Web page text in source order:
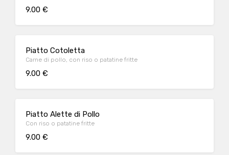
9.00 €
Piatto Cotoletta
Carne di pollo, con riso o patatine fritte
9.00 €
Piatto Alette di Pollo
Con riso o patatine fritte
9.00 €